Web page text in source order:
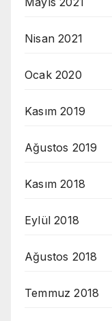
Nisan 2021
Ocak 2020
Kasım 2019
Ağustos 2019
Kasım 2018
Eylül 2018
Ağustos 2018
Temmuz 2018